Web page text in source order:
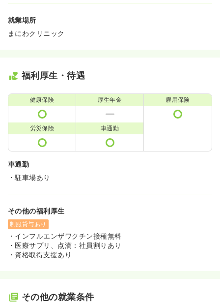
就業場所
まにわクリニック
福利厚生・待遇
健康保険 厚生年金 雇用保険
労災保険 車通勤
車通勤
・駐車場あり
その他の福利厚生
制服貸与あり
・インフルエンザワクチン接種無料
・医療サプリ、点滴：社員割りあり
・資格取得支援あり
その他の就業条件